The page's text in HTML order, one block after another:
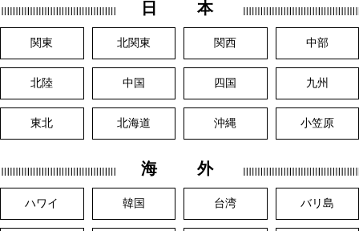
日 本
関東 北関東 関西 中部
北陸 中国 四国 九州
東北 北海道 沖縄 小笠原
海 外
ハワイ 韓国 台湾 バリ島